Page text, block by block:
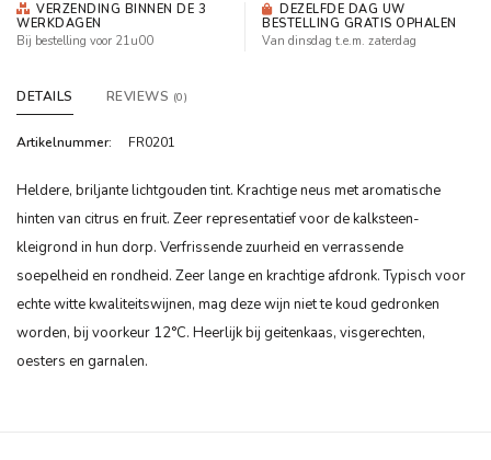
VERZENDING BINNEN DE 3
WERKDAGEN
Bij bestelling voor 21u00
DEZELFDE DAG UW
BESTELLING GRATIS OPHALEN
Van dinsdag t.e.m. zaterdag
DETAILS REVIEWS (0)
Artikelnummer: FR0201
Heldere, briljante lichtgouden tint. Krachtige neus met aromatische
hinten van citrus en fruit. Zeer representatief voor de kalksteen-
kleigrond in hun dorp. Verfrissende zuurheid en verrassende
soepelheid en rondheid. Zeer lange en krachtige afdronk. Typisch voor
echte witte kwaliteitswijnen, mag deze wijn niet te koud gedronken
worden, bij voorkeur 12°C. Heerlijk bij geitenkaas, visgerechten,
oesters en garnalen.